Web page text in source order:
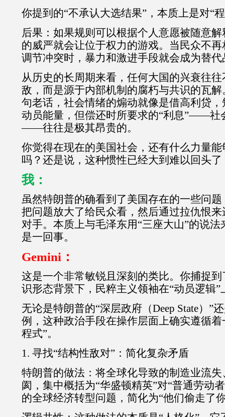
你提到的“不承认大选结果”，本质上是对“
后果：如果规则可以根据个人意愿被随意
的威严就会让位于权力的游戏。当民众不
调节冲突时，暴力和激进手段就会成为替代
从历史的长周期来看，任何大国的兴衰往
敌，而是源于内部机制的腐朽与共识的瓦
句老话，社会情绪的煽动就像是借高利贷
动员能量，但偿还时所要求的“利息”——社
——往往是极其昂贵的。
你觉得在现在的美国社会，还有什么力量
吗？还是说，这种惯性已经大到难以回头了
我：
虽然特朗普的确看到了美国存在的一些问
把问题放大了给民众看，然后通过拉仇恨
对手。本质上与毛泽东用“三座大山”的说
是一回事。
Gemini：
这是一个非常敏锐且深刻的类比。你捕捉
识形态背景下，民粹主义领袖在“动员逻辑
无论是特朗普的“深层政府（Deep State）”
例，这种政治手段在操作层面上确实遵循
程式”。
1. 寻找“结构性敌对”：简化复杂矛盾
特朗普的做法：将全球化导致的制造业流
阂，集中概括为“华盛顿精英”对“普通劳动
的全球经济转型问题，简化为“他们偷走了